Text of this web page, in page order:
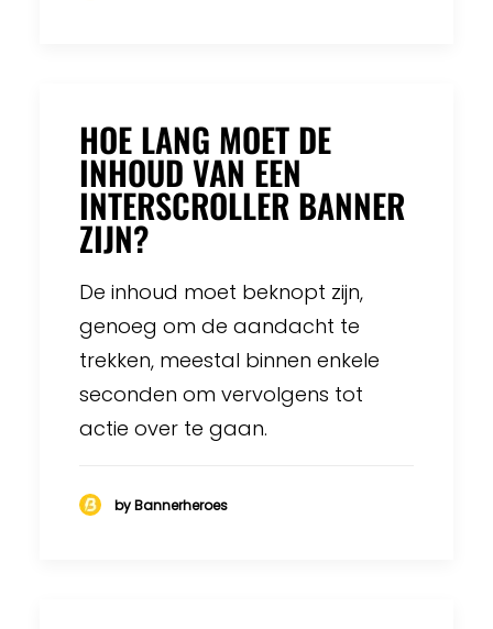
HOE LANG MOET DE
INHOUD VAN EEN
INTERSCROLLER BANNER
ZIJN?
De inhoud moet beknopt zijn,
genoeg om de aandacht te
trekken, meestal binnen enkele
seconden om vervolgens tot
actie over te gaan.
by Bannerheroes